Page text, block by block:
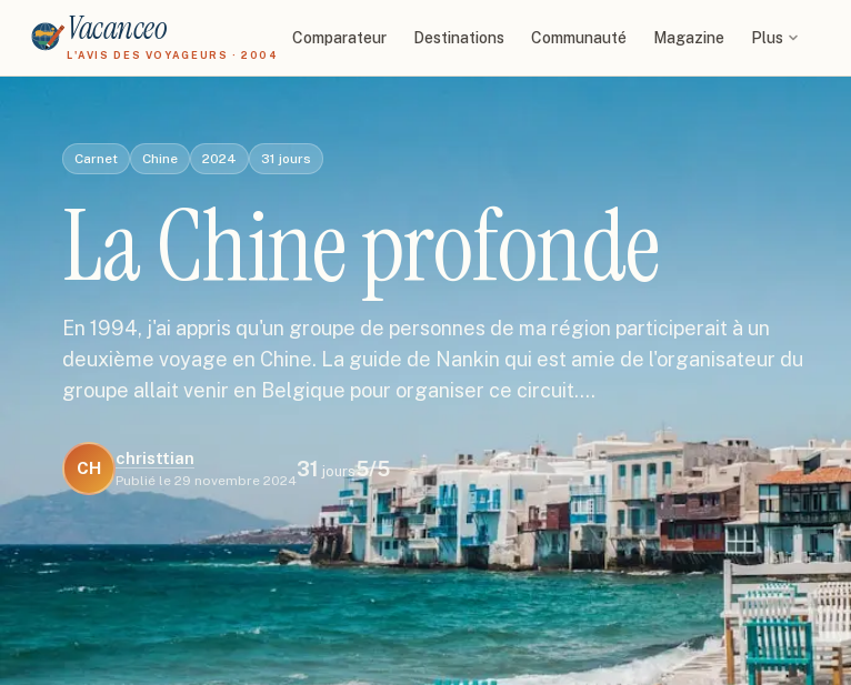
Vacanceo
L'AVIS DES VOYAGEURS · 2004
Comparateur Destinations Communauté Magazine Plus
Carnet Chine 2024 31 jours
La Chine profonde
En 1994, j'ai appris qu'un groupe de personnes de ma région participerait à un
deuxième voyage en Chine. La guide de Nankin qui est amie de l'organisateur du
groupe allait venir en Belgique pour organiser ce circuit.…
CH
christtian
Publié le 29 novembre 2024
31 jours5/5